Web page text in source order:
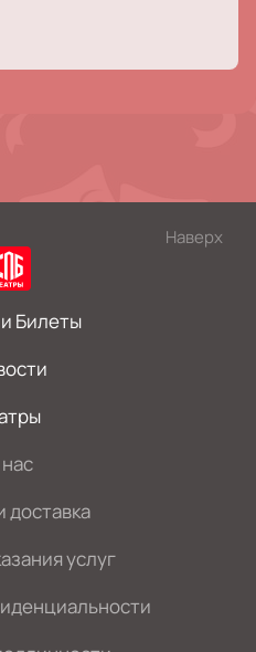
Наверх
Билеты
доставка
услуг